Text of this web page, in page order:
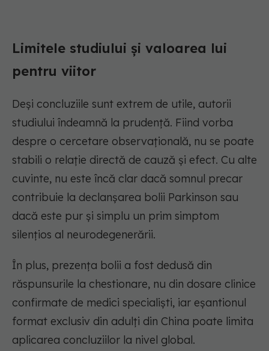
Limitele studiului și valoarea lui
pentru viitor
Deși concluziile sunt extrem de utile, autorii
studiului îndeamnă la prudență. Fiind vorba
despre o cercetare observațională, nu se poate
stabili o relație directă de cauză și efect. Cu alte
cuvinte, nu este încă clar dacă somnul precar
contribuie la declanșarea bolii Parkinson sau
dacă este pur și simplu un prim simptom
silențios al neurodegenerării.
În plus, prezența bolii a fost dedusă din
răspunsurile la chestionare, nu din dosare clinice
confirmate de medici specialiști, iar eșantionul
format exclusiv din adulți din China poate limita
aplicarea concluziilor la nivel global.